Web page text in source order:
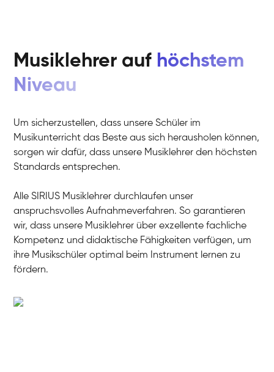
Musiklehrer auf höchstem
Niveau
Um sicherzustellen, dass unsere Schüler im
Musikunterricht das Beste aus sich herausholen können,
sorgen wir dafür, dass unsere Musiklehrer den höchsten
Standards entsprechen.
Alle SIRIUS Musiklehrer durchlaufen unser
anspruchsvolles Aufnahmeverfahren. So garantieren
wir, dass unsere Musiklehrer über exzellente fachliche
Kompetenz und didaktische Fähigkeiten verfügen, um
ihre Musikschüler optimal beim Instrument lernen zu
fördern.